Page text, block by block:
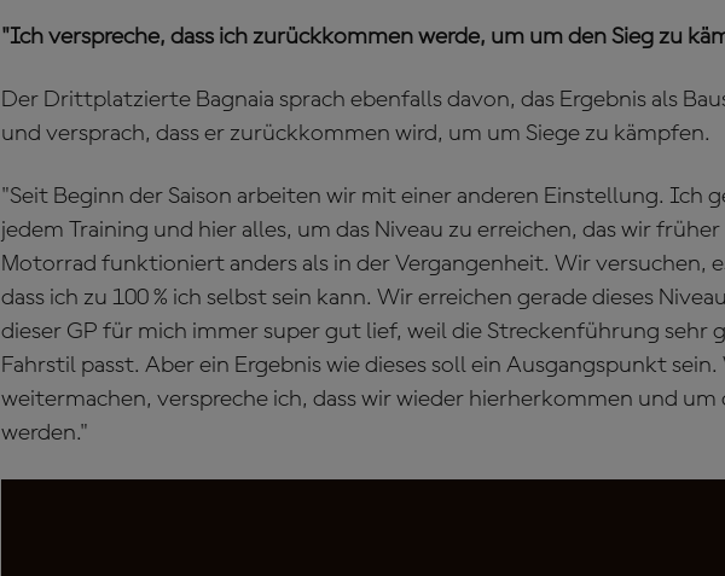
"Ich verspreche, dass ich zurückkommen werde, um um den Sieg zu
Der Drittplatzierte Bagnaia sprach ebenfalls davon, das Ergebnis als
und versprach, dass er zurückkommen wird, um um Siege zu kämpfen.
"Seit Beginn der Saison arbeiten wir mit einer anderen Einstellung. Ich
jedem Training und hier alles, um das Niveau zu erreichen, das wir
Motorrad funktioniert anders als in der Vergangenheit. Wir versuchen,
dass ich zu 100 % ich selbst sein kann. Wir erreichen gerade dieses
dieser GP für mich immer super gut lief, weil die Streckenführung sehr
Fahrstil passt. Aber ein Ergebnis wie dieses soll ein Ausgangspunkt sein.
weitermachen, verspreche ich, dass wir wieder hierherkommen und um
werden."